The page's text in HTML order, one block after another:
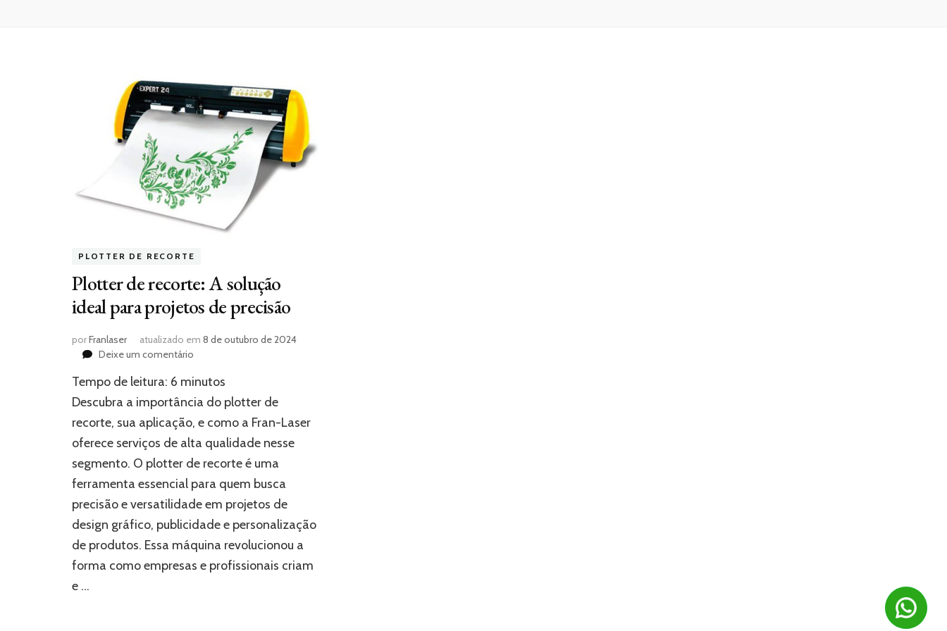
PLOTTER DE RECORTE
Plotter de recorte: A solução
ideal para projetos de precisão
porFranlaser atualizado em 8 de outubro de 2024
Deixe um comentário
de
recorte:
solução
ideal
de
precisão
Tempo de leitura: 6 minutos
Descubra a importância do plotter de
recorte, sua aplicação, e como a Fran-Laser
oferece serviços de alta qualidade nesse
segmento. O plotter de recorte é uma
ferramenta essencial para quem busca
precisão e versatilidade em projetos de
design gráfico, publicidade e personalização
de produtos. Essa máquina revolucionou a
forma como empresas e profissionais criam
e …